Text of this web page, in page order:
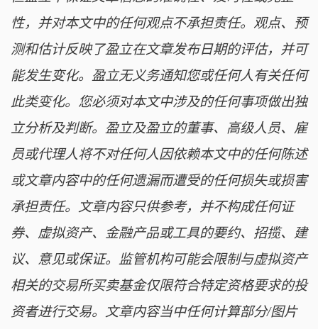
性，并对本文中的任何观点不承担责任。观点、预
测和估计反映了盈立在文章发布日期的评估，并可
能发生变化。盈立无义务通知您或任何人有关任何
此类变化。您必须对本文中涉及的任何事项做出独
立分析及判断。盈立及盈立的董事、高级人员、雇
员或代理人将不对任何人因依赖本文中的任何陈述
或文章内容中的任何遗漏而遭受的任何损失或损害
承担责任。文章内容只供参考，并不构成任何证
券、虚拟资产、金融产品或工具的要约、招揽、建
议、意见或保证。监管机构可能会限制与虚拟资产
相关的交易所买卖基金仅限符合特定资格要求的投
资者进行交易。文章内容当中任何计算部分/图片